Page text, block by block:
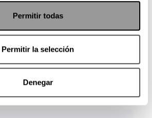
Permitir todas
Permitir la selección
Denegar